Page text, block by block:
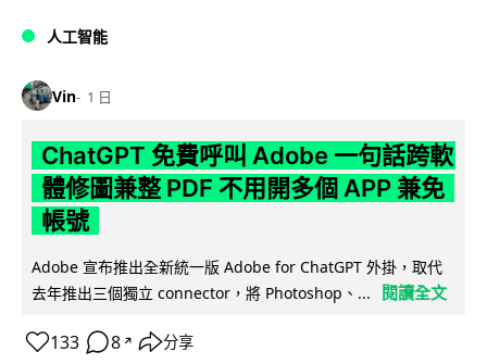
人工智能
Vin 1 日
ChatGPT 免費呼叫 Adobe 一句話跨軟
體修圖兼整 PDF 不用開多個 APP 兼免
帳號
Adobe 宣布推出全新統一版 Adobe for ChatGPT 外掛，取代
去年推出三個獨立 connector，將 Photoshop、...
閱讀全文
133 8 ↗ 分享